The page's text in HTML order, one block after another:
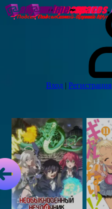
Вход | Регистрация